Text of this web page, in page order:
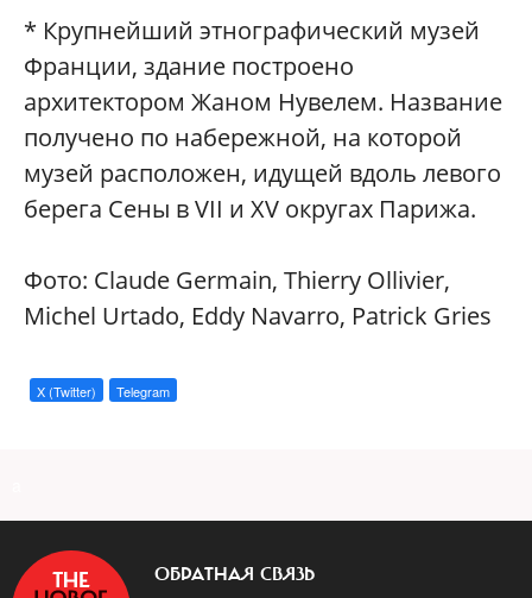
* Крупнейший этнографический музей
Франции, здание построено
архитектором Жаном Нувелем. Название
получено по набережной, на которой
музей расположен, идущей вдоль левого
берега Сены в VII и XV округах Парижа.
Фото: Claude Germain, Thierry Ollivier,
Michel Urtado, Eddy Navarro, Patrick Gries
X (Twitter) Telegram
ОБРАТНАЯ СВЯЗЬ